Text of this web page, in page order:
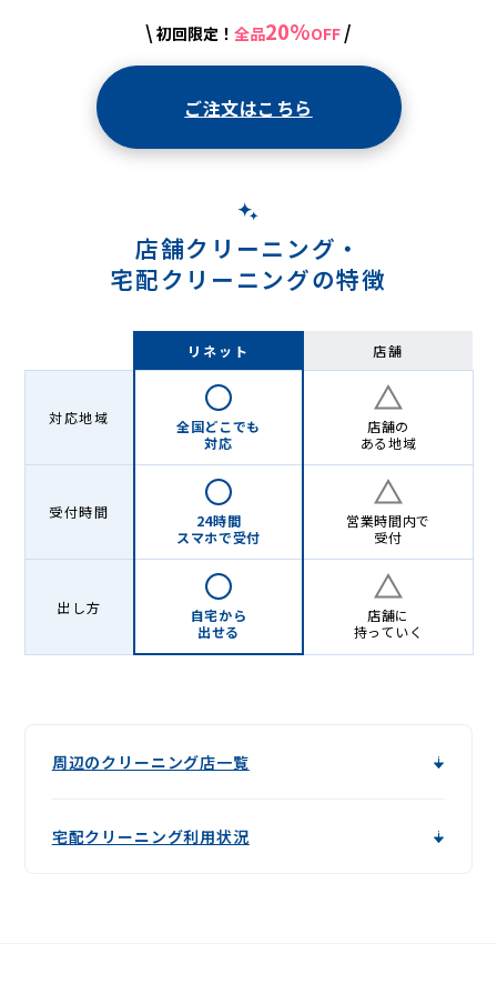
\ 初回限定！ 全品20%OFF /
ご注文はこちら
店舗クリーニング・
宅配クリーニングの特徴
リネット 店舗
対応地域
全国どこでも
対応
店舗の
ある地域
受付時間
24時間
スマホで受付
営業時間内で
受付
出し方
自宅から
出せる
店舗に
持っていく
周辺のクリーニング店一覧
宅配クリーニング利用状況